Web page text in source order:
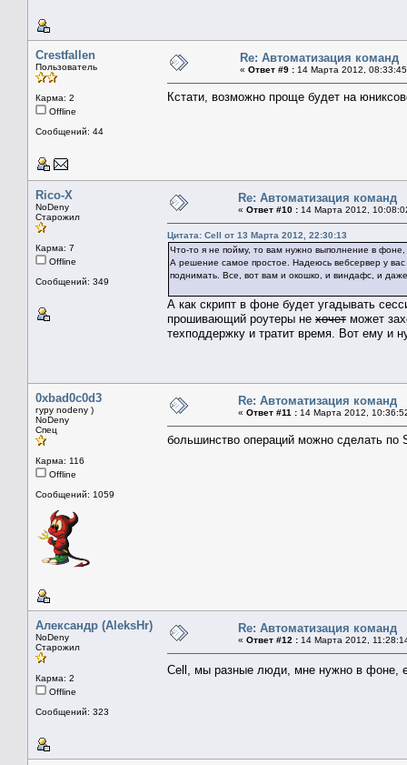
Crestfallen
Пользователь
Карма: 2
Offline
Сообщений: 44
Re: Автоматизация команд
« Ответ #9 : 14 Марта 2012,
Кстати, возможно проще будет на
Rico-X
NoDeny
Старожил
Карма: 7
Offline
Сообщений: 349
Re: Автоматизация команд
« Ответ #10 : 14 Марта 2012,
Цитата: Cell от 13 Марта 2012, 22:30:13
Что-то я не пойму, то вам нужно выполнение в
А решение самое простое. Надеюсь вебсервер у вас
поднимать. Все, вот вам и окошко, и виндафс, и
А как скрипт в фоне будет угадывать
прошивающий роутеры не хочет может
техподдержку и тратит время. Вот ему и
0xbad0c0d3
гуру nodeny )
NoDeny
Спец
Карма: 116
Offline
Сообщений: 1059
Re: Автоматизация команд
« Ответ #11 : 14 Марта 2012,
большинство операций можно сделать по
Александр (AleksHr)
NoDeny
Старожил
Карма: 2
Offline
Сообщений: 323
Re: Автоматизация команд
« Ответ #12 : 14 Марта 2012,
Cell, мы разные люди, мне нужно в фоне,